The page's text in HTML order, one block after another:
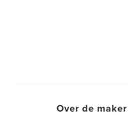
Over de maker